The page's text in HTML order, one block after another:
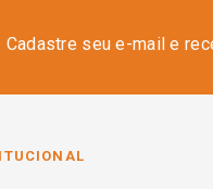
Cadastre seu e-mail e